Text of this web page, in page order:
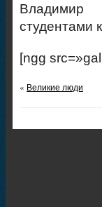
Владимир
студентами
[ngg
« Великие люди